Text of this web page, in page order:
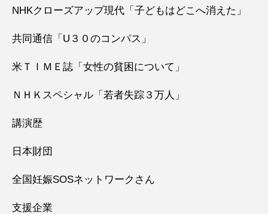
NHKクローズアップ現代「子どもはどこへ消えた」
共同通信「U３０のコンパス」
米ＴＩＭＥ誌「女性の貧困について」
ＮＨＫスペシャル「若者失踪３万人」
講演歴
日本財団
全国妊娠SOSネットワークさん
支援企業